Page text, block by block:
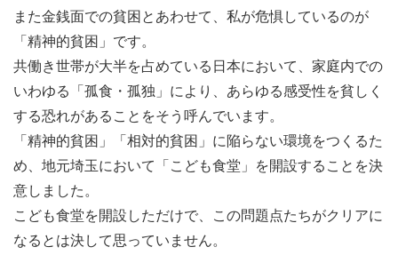
で、本当にみんなが楽しめる旅プランが作れるよ！
【帰国日】
10日間の濃すぎるセブ島生活はこれでおしまい！
惜しみながら帰国をします。ここでの経験を活かして、日
本での生活に戻ります…。
今後の進学、就職、転職に有利に働くかもしれない「グロ
また金銭面での貧困とあわせて、私が危惧しているのが
「精神的貧困」です。
共働き世帯が大半を占めている日本において、家庭内での
いわゆる「孤食・孤独」により、あらゆる感受性を貧しく
する恐れがあることをそう呼んでいます。
「精神的貧困」「相対的貧困」に陥らない環境をつくるた
め、地元埼玉において「こども食堂」を開設することを決
意しました。
こども食堂を開設しただけで、この問題点たちがクリアに
なるとは決して思っていません。